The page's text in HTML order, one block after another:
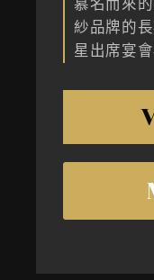
慕名而來
紗品牌的
星出席宴